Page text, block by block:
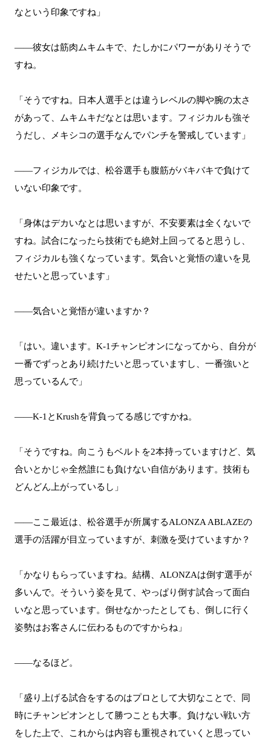
なという印象ですね」
――彼女は筋肉ムキムキで、たしかにパワーがありそうで
すね。
「そうですね。日本人選手とは違うレベルの脚や腕の太さ
があって、ムキムキだなとは思います。フィジカルも強そ
うだし、メキシコの選手なんでパンチを警戒しています」
――フィジカルでは、松谷選手も腹筋がバキバキで負けて
いない印象です。
「身体はデカいなとは思いますが、不安要素は全くないで
すね。試合になったら技術でも絶対上回ってると思うし、
フィジカルも強くなっています。気合いと覚悟の違いを見
せたいと思っています」
――気合いと覚悟が違いますか？
「はい。違います。K-1チャンピオンになってから、自分が
一番でずっとあり続けたいと思っていますし、一番強いと
思っているんで」
――K-1とKrushを背負ってる感じですかね。
「そうですね。向こうもベルトを2本持っていますけど、気
合いとかじゃ全然誰にも負けない自信があります。技術も
どんどん上がっているし」
――ここ最近は、松谷選手が所属するALONZA ABLAZEの
選手の活躍が目立っていますが、刺激を受けていますか？
「かなりもらっていますね。結構、ALONZAは倒す選手が
多いんで。そういう姿を見て、やっぱり倒す試合って面白
いなと思っています。倒せなかったとしても、倒しに行く
姿勢はお客さんに伝わるものですからね」
――なるほど。
「盛り上げる試合をするのはプロとして大切なことで、同
時にチャンピオンとして勝つことも大事。負けない戦い方
をした上で、これからは内容も重視されていくと思ってい